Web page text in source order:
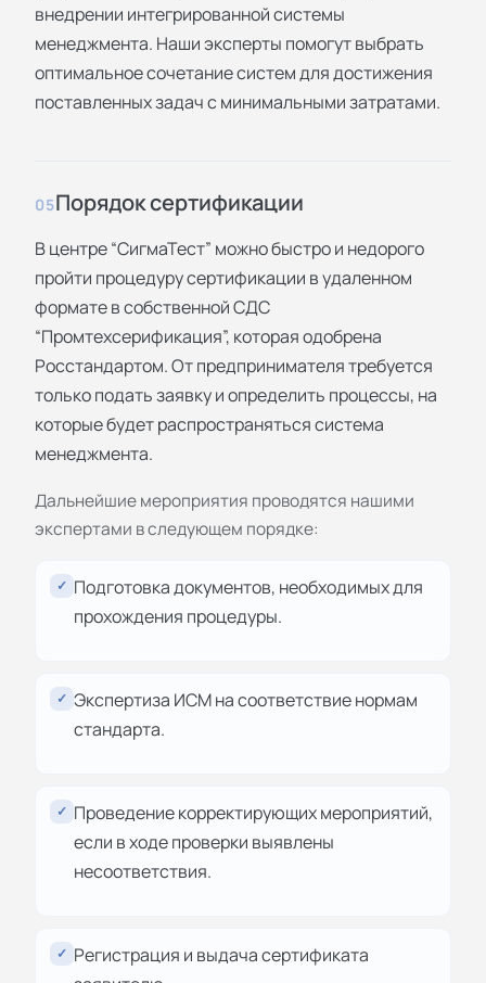
внедрении интегрированной системы
менеджмента. Наши эксперты помогут выбрать
оптимальное сочетание систем для достижения
поставленных задач с минимальными затратами.
05Порядок сертификации
В центре “СигмаТест” можно быстро и недорого
пройти процедуру сертификации в удаленном
формате в собственной СДС
“Промтехсерификация”, которая одобрена
Росстандартом. От предпринимателя требуется
только подать заявку и определить процессы, на
которые будет распространяться система
менеджмента.
Дальнейшие мероприятия проводятся нашими
экспертами в следующем порядке:
✓ Подготовка документов, необходимых для
прохождения процедуры.
✓ Экспертиза ИСМ на соответствие нормам
стандарта.
✓ Проведение корректирующих мероприятий,
если в ходе проверки выявлены
несоответствия.
✓ Регистрация и выдача сертификата